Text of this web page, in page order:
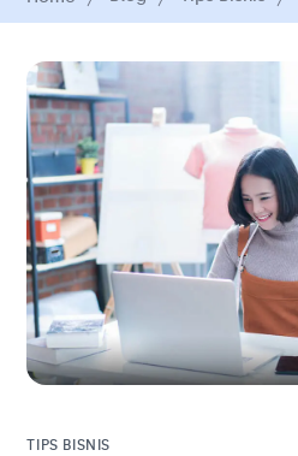
Hardware
Harga
Hubungi Kami
Blog
Solusi Bisnis
Tambahan
Layanan
Hardware
Harga
Hubungi Kami
Blog
Solusi Bisnis
Tambahan
TIPS BISNIS